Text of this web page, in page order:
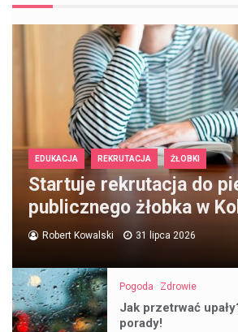
EDUKACJA REKRUTACJA ŻŁOBKI
Startuje rekrutacja do
publicznego żłobka w
Robert Kowalski 31 lipca 2026
Pogoda Zdrowie
Jak przetrwać
porady!